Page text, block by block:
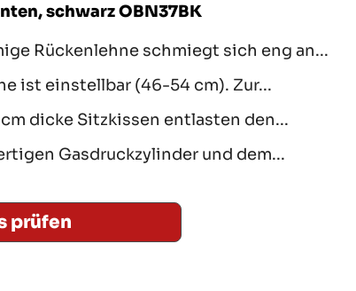
schwarz OBN37BK
Rückenlehne schmiegt sich eng an...
ist einstellbar (46-54 cm). Zur...
dicke Sitzkissen entlasten den...
Gasdruckzylinder und dem...
prüfen